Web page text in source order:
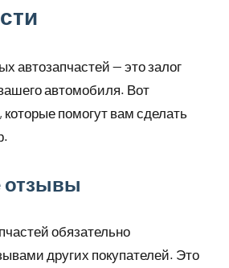
автозапчастей — это залог
автомобиля. Вот
которые помогут вам сделать
отзывы
обязательно
других покупателей. Это